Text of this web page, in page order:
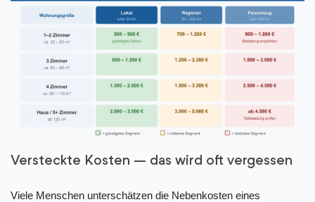
Versteckte Kosten – das wird oft vergessen
Viele Menschen unterschätzen die Nebenkosten eines